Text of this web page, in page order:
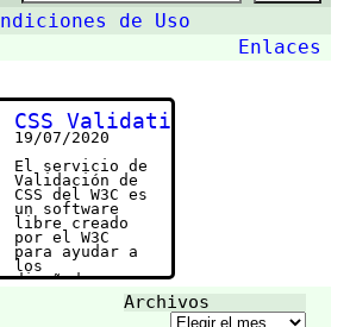
de Uso
Enlaces
CSS Validation Service
19/07/2020
El servicio de
Validación de
CSS del W3C es
un software
libre creado
por el W3C
para ayudar a
los
diseñadores y
desarrolladoreArchivos
Archivos